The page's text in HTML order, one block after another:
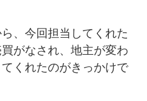
、今回担当してくれた
がなされ、地主が変わ
くれたのがきっかけで